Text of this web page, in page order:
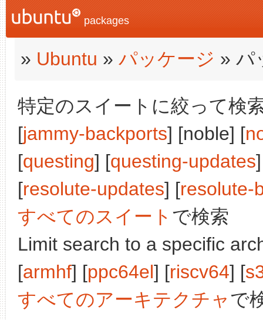
packages
» Ubuntu » パッケージ » パ
特定のスイートに絞って検
[jammy-backports] [noble] [
[questing] [questing-updates
[resolute-updates] [resolute-
すべてのスイート で検索
Limit search to a specific
[armhf] [ppc64el] [riscv64] [
すべてのアーキテクチャで